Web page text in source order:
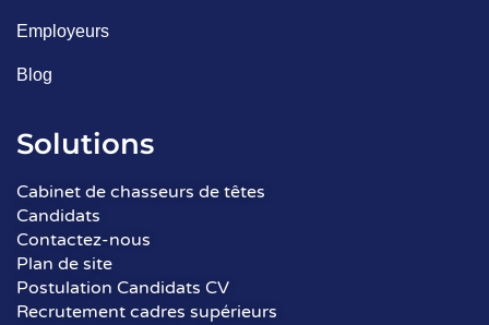
Employeurs
Blog
Solutions
Cabinet de chasseurs de têtes
Candidats
Contactez-nous
Plan de site
Postulation Candidats CV
Recrutement cadres supérieurs